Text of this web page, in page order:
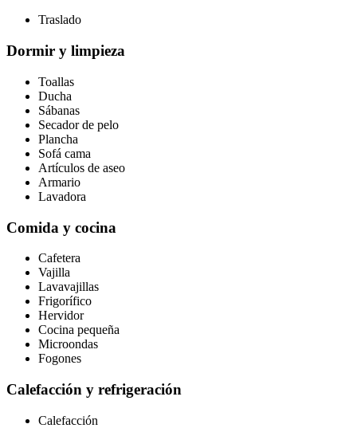
Traslado
Dormir y limpieza
Toallas
Ducha
Sábanas
Secador de pelo
Plancha
Sofá cama
Artículos de aseo
Armario
Lavadora
Comida y cocina
Cafetera
Vajilla
Lavavajillas
Frigorífico
Hervidor
Cocina pequeña
Microondas
Fogones
Calefacción y refrigeración
Calefacción